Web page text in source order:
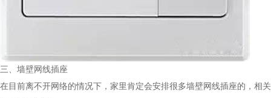
三、墙壁网线插座
在目前离不开网络的情况下，家里肯定会安排很多墙壁网线插座的，相